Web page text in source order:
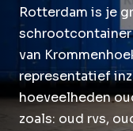
Containerservice
Locaties
Over
Sustainability
Nieuws
Rotterdam is je
van
representatief
hoeveelheden
zoals: oud rvs,